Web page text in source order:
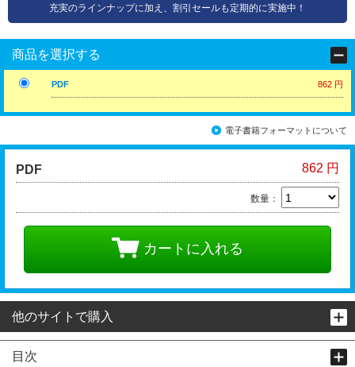
充実のラインナップに加え、割引セールも定期的に実施中！
商品を選択する
PDF 862 円
電子書籍フォーマットについて
PDF 862 円
数量：
カートに入れる
他のサイトで購入
目次